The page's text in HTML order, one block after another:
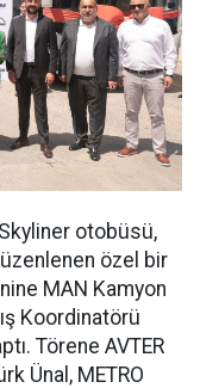
otobüsü,
özel bir
MAN Kamyon
Koordinatörü
Törene AVTER
Ünal, METRO